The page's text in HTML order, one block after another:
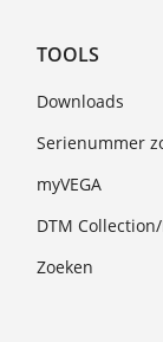
TOOLS
Downloads
Serienummer
myVEGA
DTM
Zoeken